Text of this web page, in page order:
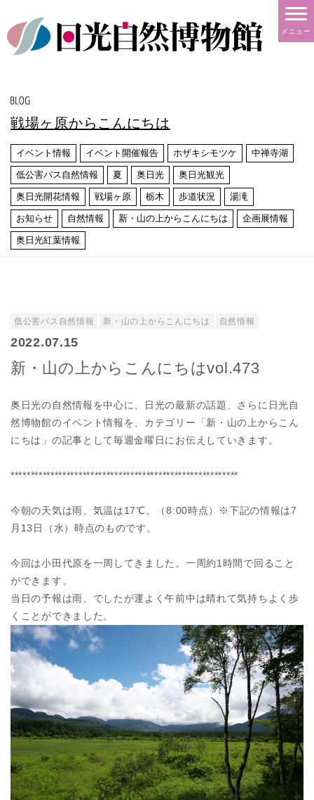
メニュー
戦場ヶ原からこんにちは
イベント情報 イベント開催報告 ホザキシモツケ 中禅寺湖
低公害バス自然情報 夏 奥日光 奥日光観光
奥日光開花情報 戦場ヶ原 栃木 歩道状況 湯滝
お知らせ 自然情報 新・山の上からこんにちは 企画展情報
奥日光紅葉情報
低公害バス自然情報 新・山の上からこんにちは 自然情報
2022.07.15
新・山の上からこんにちはvol.473
奥日光の自然情報を中心に、日光の最新の話題、さらに日光自
然博物館のイベント情報を、カテゴリー「新・山の上からこん
にちは」の記事として毎週金曜日にお伝えしていきます。
*********************************************************
今朝の天気は雨、気温は17℃。（8:00時点）※下記の情報は7
月13日（水）時点のものです。
今回は小田代原を一周してきました。一周約1時間で回ること
ができます。
当日の予報は雨、でしたが運よく午前中は晴れて気持ちよく歩
くことができました。